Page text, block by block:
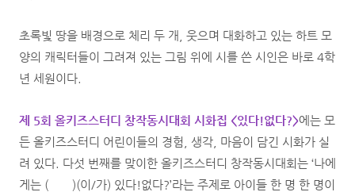
초록빛 땅을 배경으로 체리 두 개, 웃으며 대화하고 있는 하트 모
양의 캐릭터들이 그려져 있는 그림 위에 시를 쓴 시인은 바로 4학
년 세원이다.
제 5회 올키즈스터디 창작동시대회 시화집 <있다!없다?>에는 모
든 올키즈스터디 어린이들의 경험, 생각, 마음이 담긴 시화가 실
려 있다. 다섯 번째를 맞이한 올키즈스터디 창작동시대회는 ‘나에
게는 ( )(이/가) 있다!없다?’라는 주제로 아이들 한 명 한 명이